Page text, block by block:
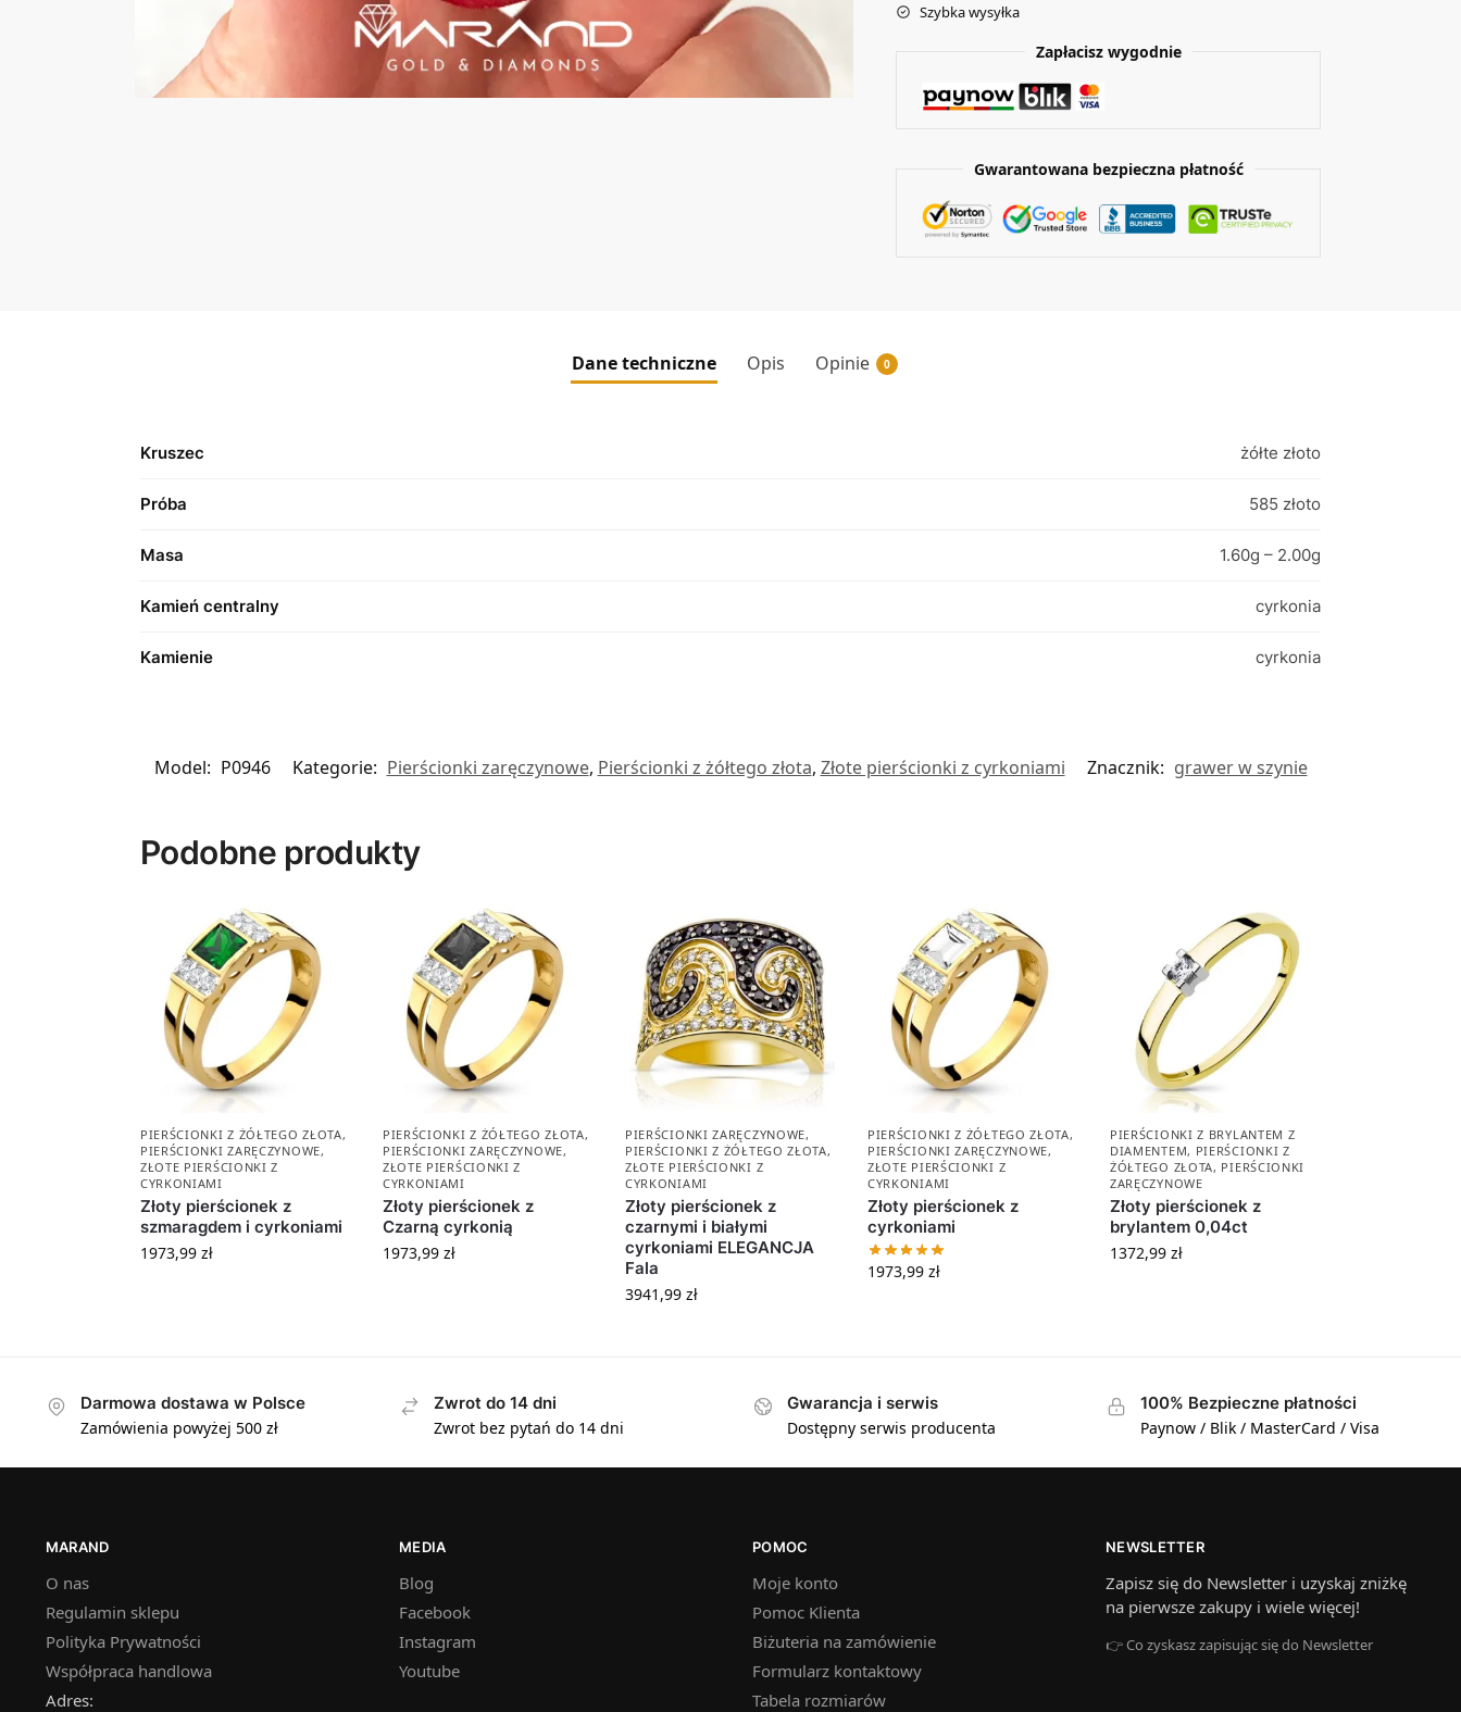
Szybka wysyłka
Zapłacisz wygodnie
Gwarantowana bezpieczna płatność
Dane techniczne Opis Opinie 0
Kruszec żółte złoto
Próba 585 złoto
Masa 1.60g – 2.00g
Kamień centralny cyrkonia
Kamienie cyrkonia
Model: P0946 Kategorie: Pierścionki zaręczynowe, Pierścionki z żółtego złota, Złote pierścionki z cyrkoniami Znacznik: grawer w szynie
Podobne produkty
PIERŚCIONKI Z ŻÓŁTEGO ZŁOTA,
PIERŚCIONKI ZARĘCZYNOWE,
ZŁOTE PIERŚCIONKI Z
CYRKONIAMI
Złoty pierścionek z
szmaragdem i cyrkoniami
1973,99 zł
PIERŚCIONKI Z ŻÓŁTEGO ZŁOTA,
PIERŚCIONKI ZARĘCZYNOWE,
ZŁOTE PIERŚCIONKI Z
CYRKONIAMI
Złoty pierścionek z
Czarną cyrkonią
1973,99 zł
PIERŚCIONKI ZARĘCZYNOWE,
PIERŚCIONKI Z ŻÓŁTEGO ZŁOTA,
ZŁOTE PIERŚCIONKI Z
CYRKONIAMI
Złoty pierścionek z
czarnymi i białymi
cyrkoniami ELEGANCJA
Fala
3941,99 zł
PIERŚCIONKI Z ŻÓŁTEGO ZŁOTA,
PIERŚCIONKI ZARĘCZYNOWE,
ZŁOTE PIERŚCIONKI Z
CYRKONIAMI
Złoty pierścionek z
cyrkoniami
1973,99 zł
PIERŚCIONKI Z BRYLANTEM Z
DIAMENTEM, PIERŚCIONKI Z
ŻÓŁTEGO ZŁOTA, PIERŚCIONKI
ZARĘCZYNOWE
Złoty pierścionek z
brylantem 0,04ct
1372,99 zł
Darmowa dostawa w Polsce
Zamówienia powyżej 500 zł
Zwrot do 14 dni
Zwrot bez pytań do 14 dni
Gwarancja i serwis
Dostępny serwis producenta
100% Bezpieczne płatności
Paynow / Blik / MasterCard / Visa
MARAND
O nas
Regulamin sklepu
Polityka Prywatności
Współpraca handlowa
Adres:
MEDIA
Blog
Facebook
Instagram
Youtube
POMOC
Moje konto
Pomoc Klienta
Biżuteria na zamówienie
Formularz kontaktowy
Tabela rozmiarów
NEWSLETTER
Zapisz się do Newsletter i uzyskaj zniżkę
na pierwsze zakupy i wiele więcej!
👉 Co zyskasz zapisując się do Newsletter